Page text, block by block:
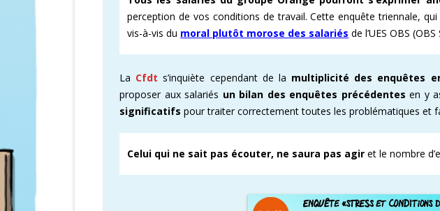
CARTOGRAPHIE ENOVACOM
AMÉLIORATION CONTINUE
VICTOIRES CFDT
CSE & RP – MANDATS
perception de vos conditions de travail. Cette enquête triennale,
vis-à-vis du moral plutôt morose des salariés de l’UES OBS
La Cfdts’inquiète cependant de la multiplicité des enquêtes
proposer aux salariés un bilan des enquêtes précédentes en y
significatifs pour traiter correctement toutes les problématiques et
Celui qui ne sait pas écouter, ne saura pas agir et le nombre